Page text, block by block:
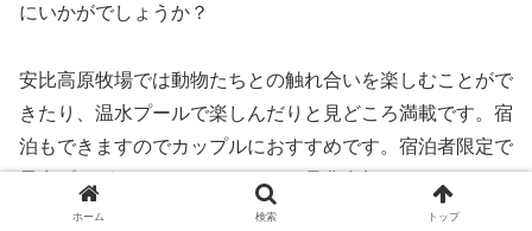
にいかがでしょうか？
安比高原牧場では動物たちとの触れ合いを楽しむことがで
きたり、温水プールで楽しんだりと見どころ満載です。宿
泊もできますのでカップルにおすすめです。宿泊者限定で
星空プログラムもありますので、是非参加してみてくださ
ホーム 検索 トップ